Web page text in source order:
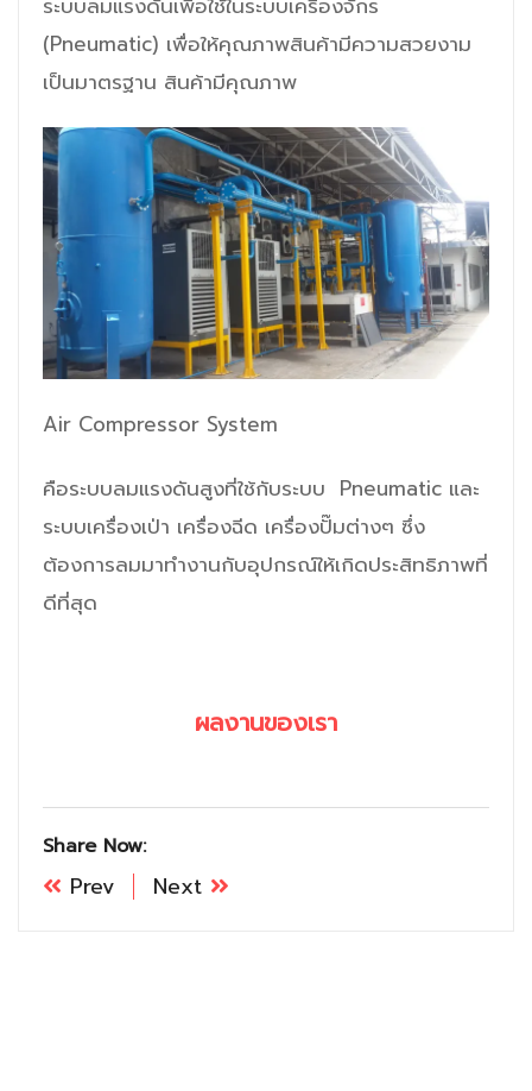
ระบบลมแรงดันเพื่อใช้ในระบบเครื่องจักร
(Pneumatic) เพื่อให้คุณภาพสินค้ามีความสวยงาม
เป็นมาตรฐาน สินค้ามีคุณภาพ
Air Compressor System
คือระบบลมแรงดันสูงที่ใช้กับระบบ Pneumatic และ
ระบบเครื่องเป่า เครื่องฉีด เครื่องปั๊มต่างๆ ซึ่ง
ต้องการลมมาทำงานกับอุปกรณ์ให้เกิดประสิทธิภาพที่
ดีที่สุด
ผลงานของเรา
Share Now:
Prev Next